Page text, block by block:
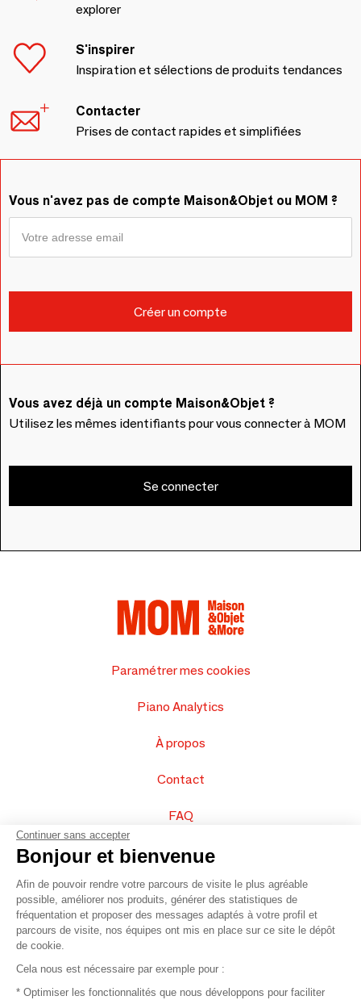
explorer
S'inspirer
Inspiration et sélections de produits tendances
Contacter
Prises de contact rapides et simplifiées
Vous n'avez pas de compte Maison&Objet ou MOM ?
Vous avez déjà un compte Maison&Objet ?
Utilisez les mêmes identifiants pour vous connecter à MOM
Se connecter
Paramétrer mes cookies
Piano Analytics
À propos
Contact
FAQ
Vendez vos produits
Plan du site
© 2016 –Organisation SAFI
Continuer sans accepter
Bonjour et bienvenue
Afin de pouvoir rendre votre parcours de visite le plus agréable
possible, améliorer nos produits, générer des statistiques de
fréquentation et proposer des messages adaptés à votre profil et
parcours de visite, nos équipes ont mis en place sur ce site le dépôt
de cookie.
Cela nous est nécessaire par exemple pour :
* Optimiser les fonctionnalités que nous développons pour faciliter